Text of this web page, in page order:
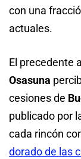
con una
actuales.
El precedente
Osasuna
cesiones de
publicado por
cada rincón
dorado de las